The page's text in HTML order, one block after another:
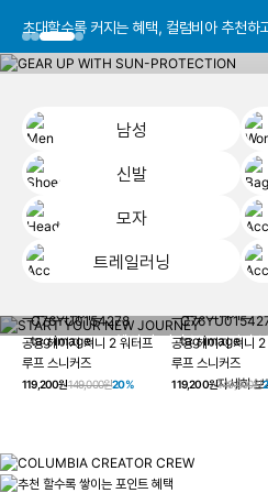
초대할수록 커지는 혜택, 컬럼비아 추천하
초대할수록 커지는 혜택, 컬럼비아 추천하
초대할수록 커지는 혜택, 컬럼비아 추천하
남성
신발
모자
트레일러닝START
헤이지 져니 New 컬러
자세히 보
공용 헤이지 져니 2 워터프
루프 스니커즈
119,200원149,000원20%
공용 헤이지 져니
루프 스니커즈
119,200원149,000원